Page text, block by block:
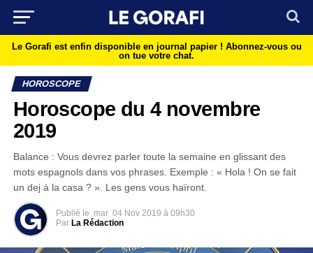
Le Gorafi est enfin disponible en journal papier ! Abonnez-vous ou
on tue votre chat.
HOROSCOPE
Horoscope du 4 novembre
2019
Balance : Vous devrez parler toute la semaine en glissant des
mots espagnols dans vos phrases. Exemple : « Hola ! On se fait
un dej à la casa ? ». Les gens vous haïront.
Publié le mar 04 Nov 2019 à 09h30
Par La Rédaction